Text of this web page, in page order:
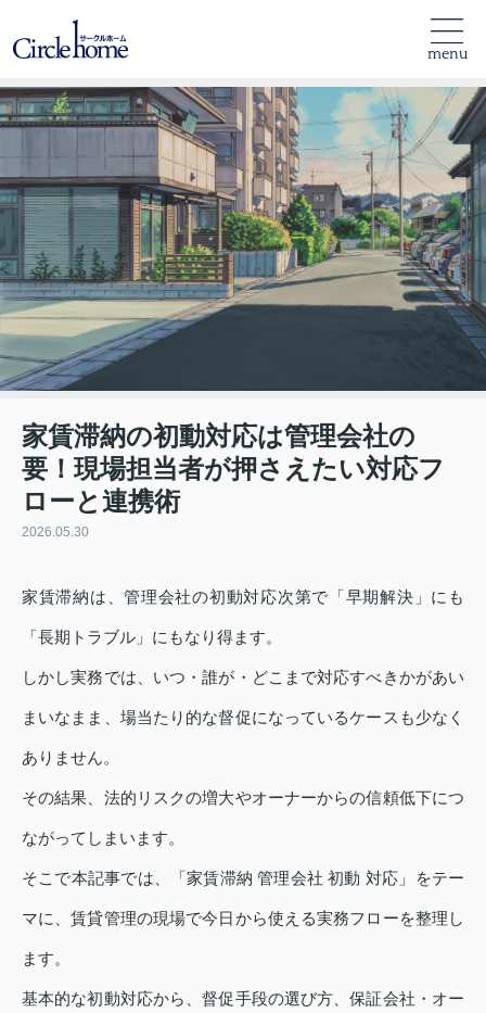
menu
家賃滞納の初動対応は管理会社の
要！現場担当者が押さえたい対応フ
ローと連携術
2026.05.30
家賃滞納は、管理会社の初動対応次第で「早期解決」にも
「長期トラブル」にもなり得ます。
しかし実務では、いつ・誰が・どこまで対応すべきかがあい
まいなまま、場当たり的な督促になっているケースも少なく
ありません。
その結果、法的リスクの増大やオーナーからの信頼低下につ
ながってしまいます。
そこで本記事では、「家賃滞納 管理会社 初動 対応」をテー
マに、賃貸管理の現場で今日から使える実務フローを整理し
ます。
基本的な初動対応から、督促手段の選び方、保証会社・オー